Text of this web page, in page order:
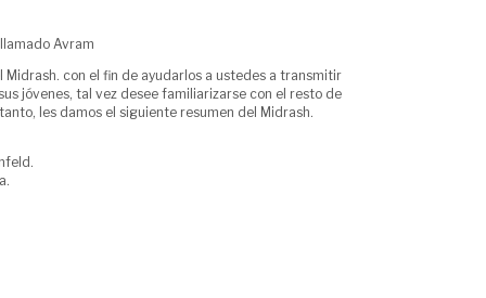
Avram
Midrash. con el fin de ayudarlos a ustedes a transmitir
jóvenes, tal vez desee familiarizarse con el resto de
les damos el siguiente resumen del Midrash.